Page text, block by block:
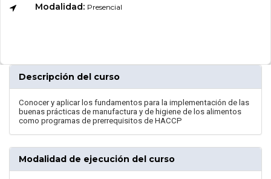
Modalidad: Presencial
Descripción del curso
Conocer y aplicar los fundamentos para la implementación de las
buenas prácticas de manufactura y de higiene de los alimentos
como programas de prerrequisitos de HACCP
Modalidad de ejecución del curso